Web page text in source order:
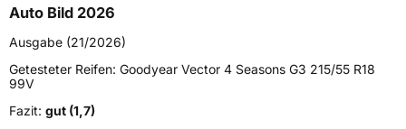
EU Label
EffizienzB
Nasshaftung
Auto Bild 2026
Ausgabe (21/2026)
Getesteter Reifen: Goodyear Vector 4 Seasons G3 215/55 R18
99V
Fazit: gut (1,7)